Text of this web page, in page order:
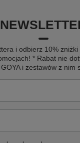
i odbierz 10%
* Rabat nie
i zestawów z nim